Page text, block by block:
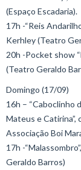
(Espaço Escadaria).
17h -“Reis
Kerhley (Teatro
20h -Pocket show
(Teatro Geraldo
Domingo (17/09)
16h – “Caboclinho
Mateus e Catirina”,
Associação Boi
17h -
Geraldo Barros)